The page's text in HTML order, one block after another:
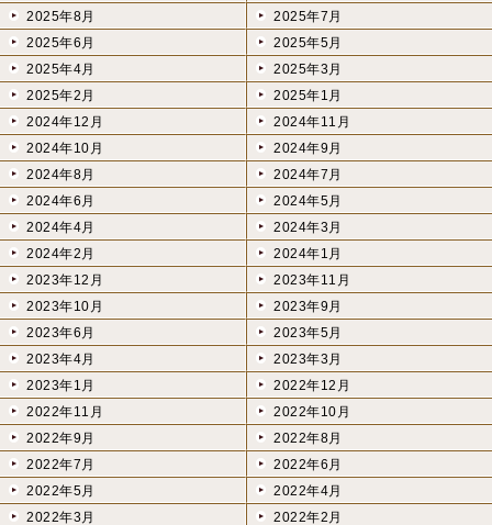
2025年8月
2025年7月
2025年6月
2025年5月
2025年4月
2025年3月
2025年2月
2025年1月
2024年12月
2024年11月
2024年10月
2024年9月
2024年8月
2024年7月
2024年6月
2024年5月
2024年4月
2024年3月
2024年2月
2024年1月
2023年12月
2023年11月
2023年10月
2023年9月
2023年6月
2023年5月
2023年4月
2023年3月
2023年1月
2022年12月
2022年11月
2022年10月
2022年9月
2022年8月
2022年7月
2022年6月
2022年5月
2022年4月
2022年3月
2022年2月